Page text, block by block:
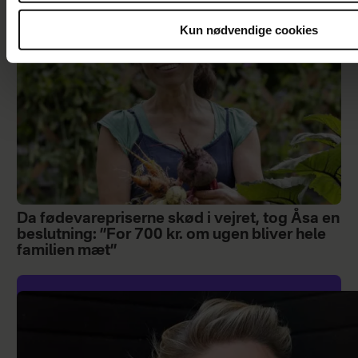
Kun nødvendige cookies
Da fødevarepriserne skød i vejret, tog Åsa en
beslutning: ”For 700 kr. om ugen bliver hele
familien mæt”